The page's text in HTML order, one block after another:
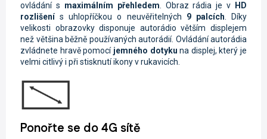
ovládání s maximálním přehledem. Obraz rádia je v HD
rozlišenís uhlopříčkou o neuvěřitelných 9 palcích. Díky
velikosti obrazovky disponuje autorádio větším displejem
než většina běžně používaných autorádií. Ovládání autorádia
zvládnete hravě pomocí jemného dotyku na displej, který je
velmi citlivý i při stisknutí ikony v rukavicích.
Ponořte se do 4G sítě